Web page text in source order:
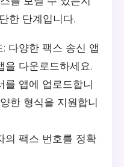
한 단계입니다.
다양한 팩스 송신 앱
을 다운로드하세요.
를 앱에 업로드합니
한 형식을 지원합니
의 팩스 번호를 정확